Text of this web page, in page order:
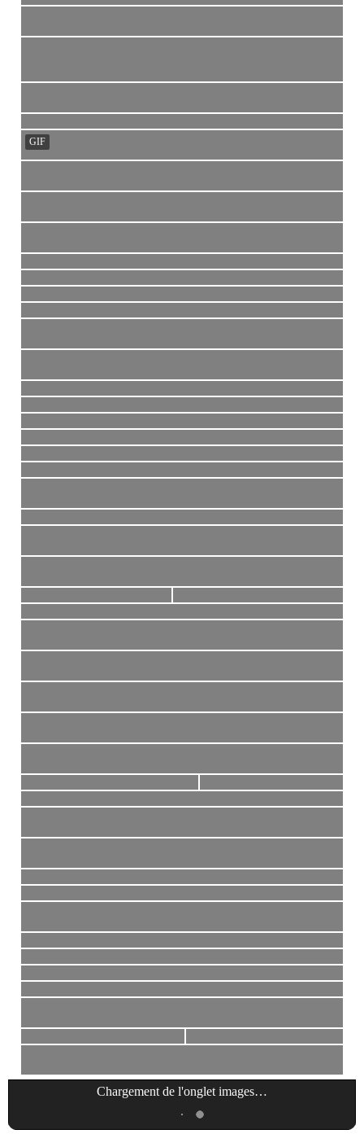
Chargement de l'onglet images…